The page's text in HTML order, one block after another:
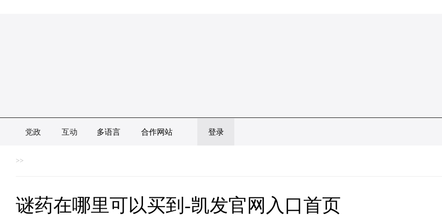
党政 互动 多语言 合作网站 登录
>>
谜药在哪里可以买到-凯发官网入口首页